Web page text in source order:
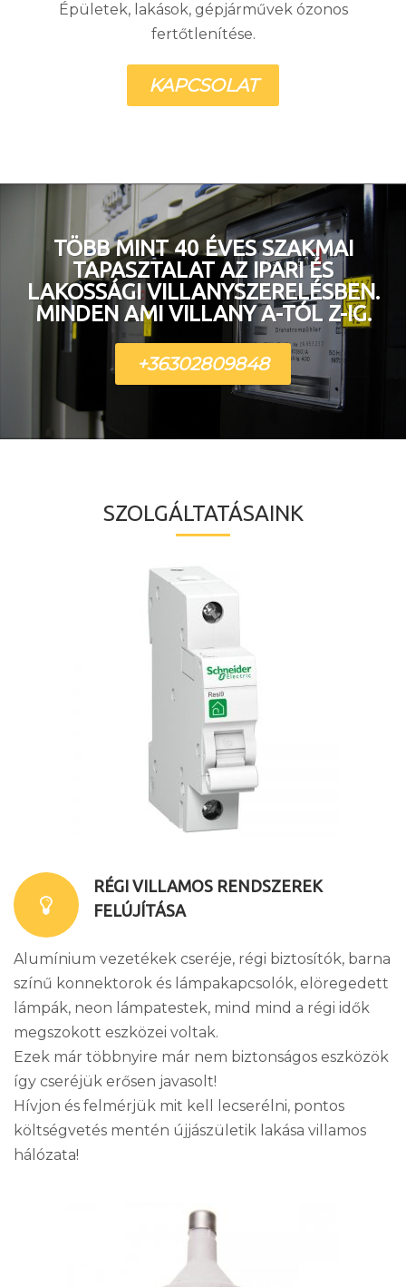
Épületek, lakások, gépjárművek ózonos
fertőtlenítése.
KAPCSOLAT
TÖBB MINT 40 ÉVES SZAKMAI
TAPASZTALAT AZ IPARI ÉS
LAKOSSÁGI VILLANYSZERELÉSBEN.
MINDEN AMI VILLANY A-TÓL Z-IG.
+36302809848
SZOLGÁLTATÁSAINK
RÉGI VILLAMOS RENDSZEREK
FELÚJÍTÁSA
Alumínium vezetékek cseréje, régi biztosítók, barna
színű konnektorok és lámpakapcsolók, elöregedett
lámpák, neon lámpatestek, mind mind a régi idők
megszokott eszközei voltak.
Ezek már többnyire már nem biztonságos eszközök
így cseréjük erősen javasolt!
Hívjon és felmérjük mit kell lecserélni, pontos
költségvetés mentén újjászületik lakása villamos
hálózata!